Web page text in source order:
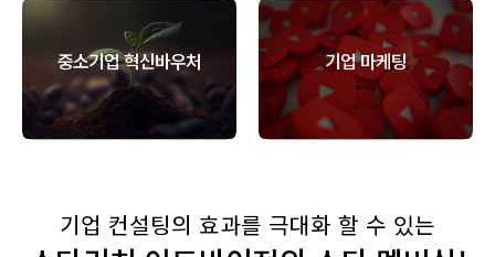
중소기업 혁신바우처 기업 마케팅
기업 컨설팅의 효과를 극대화 할 수 있는